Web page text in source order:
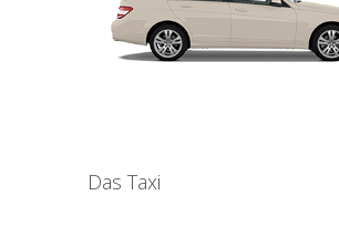
Das Taxi